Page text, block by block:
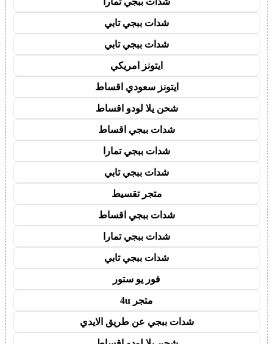
شدات ببجي تابي
شدات ببجي تابي
ايتونز امريكي
ايتونز سعودي اقساط
شحن يلا لودو اقساط
شدات ببجي اقساط
شدات ببجي تمارا
شدات ببجي تابي
متجر تقسيط
شدات ببجي اقساط
شدات ببجي تمارا
شدات ببجي تابي
فور يو ستور
متجر 4u
شدات ببجي عن طريق الايدي